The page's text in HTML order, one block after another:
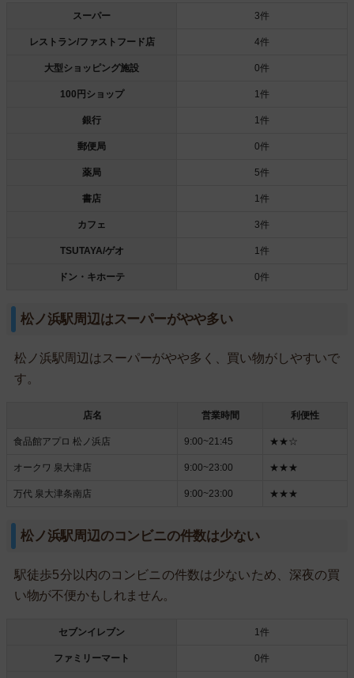
スーパー 3件
レストラン/ファストフード店 4件
大型ショッピング施設 0件
100円ショップ 1件
銀行 1件
郵便局 0件
薬局 5件
書店 1件
カフェ 3件
TSUTAYA/ゲオ 1件
ドン・キホーテ 0件
松ノ浜駅周辺はスーパーがやや多い
松ノ浜駅周辺はスーパーがやや多く、買い物がしやすいで
す。
店名 営業時間 利便性
食品館アプロ 松ノ浜店 9:00~21:45 ★★☆
オークワ 泉大津店 9:00~23:00 ★★★
万代 泉大津条南店 9:00~23:00 ★★★
松ノ浜駅周辺のコンビニの件数は少ない
駅徒歩5分以内のコンビニの件数は少ないため、深夜の買
い物が不便かもしれません。
セブンイレブン 1件
ファミリーマート 0件